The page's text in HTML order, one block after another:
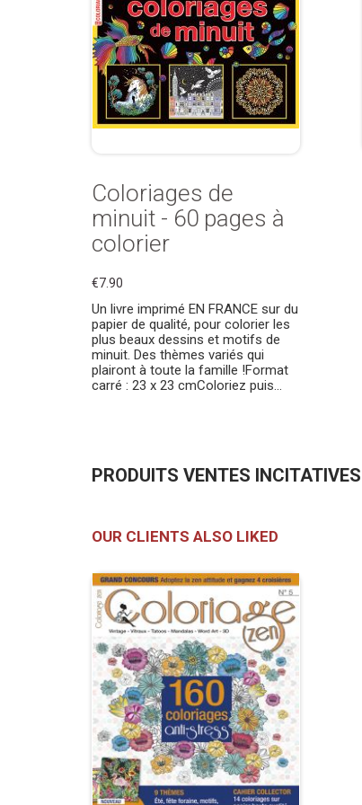
Coloriages de
minuit - 60 pages à
colorier
€7.90
Un livre imprimé EN FRANCE sur du
papier de qualité, pour colorier les
plus beaux dessins et motifs de
minuit. Des thèmes variés qui
plairont à toute la famille !Format
carré : 23 x 23 cmColoriez puis...
PRODUITS VENTES INCITATIVES
OUR CLIENTS ALSO LIKED